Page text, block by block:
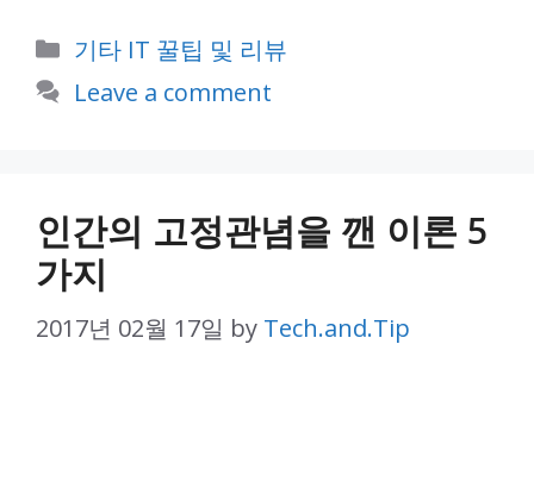
Categories
기타 IT 꿀팁 및 리뷰
Leave a comment
인간의 고정관념을 깬 이론 5
가지
2017년 02월 17일 by Tech.and.Tip